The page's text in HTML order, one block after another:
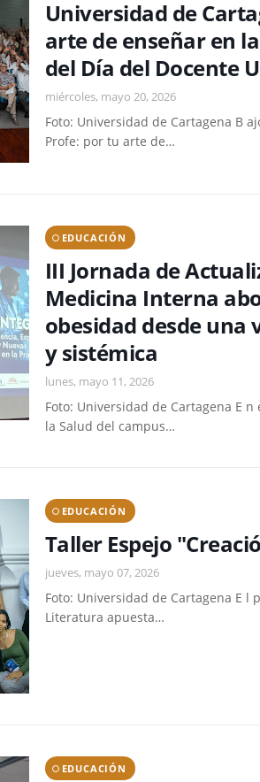
Universidad de
arte de enseñar en
del Día del Docente
miércoles, mayo 20, 2026
Foto: Universidad de Cartagena B
Profe: por tu arte de…
EDUCACIÓN
III Jornada de
Medicina Interna
obesidad desde una
y sistémica
lunes, mayo 11, 2026
Foto: Universidad de Cartagena E
la Salud del campus…
EDUCACIÓN
Taller Espejo
jueves, mayo 07, 2026
Foto: Universidad de Cartagena E l
Literatura apuesta…
EDUCACIÓN